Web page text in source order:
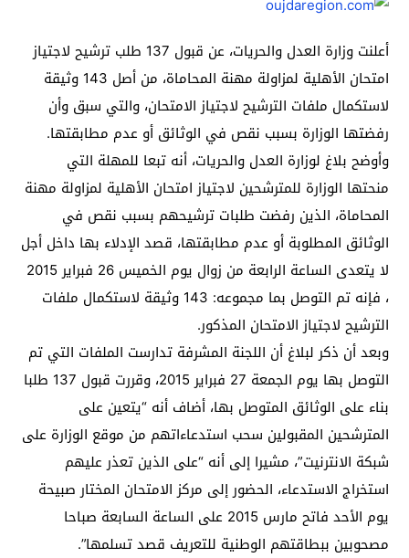
أعلنت وزارة العدل والحريات، عن قبول 137 طلب ترشيح لاجتياز
امتحان الأهلية لمزاولة مهنة المحاماة، من أصل 143 وثيقة
لاستكمال ملفات الترشيح لاجتياز الامتحان، والتي سبق وأن
رفضتها الوزارة بسبب نقص في الوثائق أو عدم مطابقتها.
وأوضح بلاغ لوزارة العدل والحريات، أنه تبعا للمهلة التي
منحتها الوزارة للمترشحين لاجتياز امتحان الأهلية لمزاولة مهنة
المحاماة، الذين رفضت طلبات ترشيحهم بسبب نقص في
الوثائق المطلوبة أو عدم مطابقتها، قصد الإدلاء بها داخل أجل
لا يتعدى الساعة الرابعة من زوال يوم الخميس 26 فبراير 2015
، فإنه تم التوصل بما مجموعه: 143 وثيقة لاستكمال ملفات
الترشيح لاجتياز الامتحان المذكور.
وبعد أن ذكر لبلاغ أن اللجنة المشرفة تدارست الملفات التي تم
التوصل بها يوم الجمعة 27 فبراير 2015، وقررت قبول 137 طلبا
بناء على الوثائق المتوصل بها، أضاف أنه “يتعين على
المترشحين المقبولين سحب استدعاءاتهم من موقع الوزارة على
شبكة الانترنيت”، مشيرا إلى أنه “على الذين تعذر عليهم
استخراج الاستدعاء، الحضور إلى مركز الامتحان المختار صبيحة
يوم الأحد فاتح مارس 2015 على الساعة السابعة صباحا
مصحوبين ببطاقتهم الوطنية للتعريف قصد تسلمها”.